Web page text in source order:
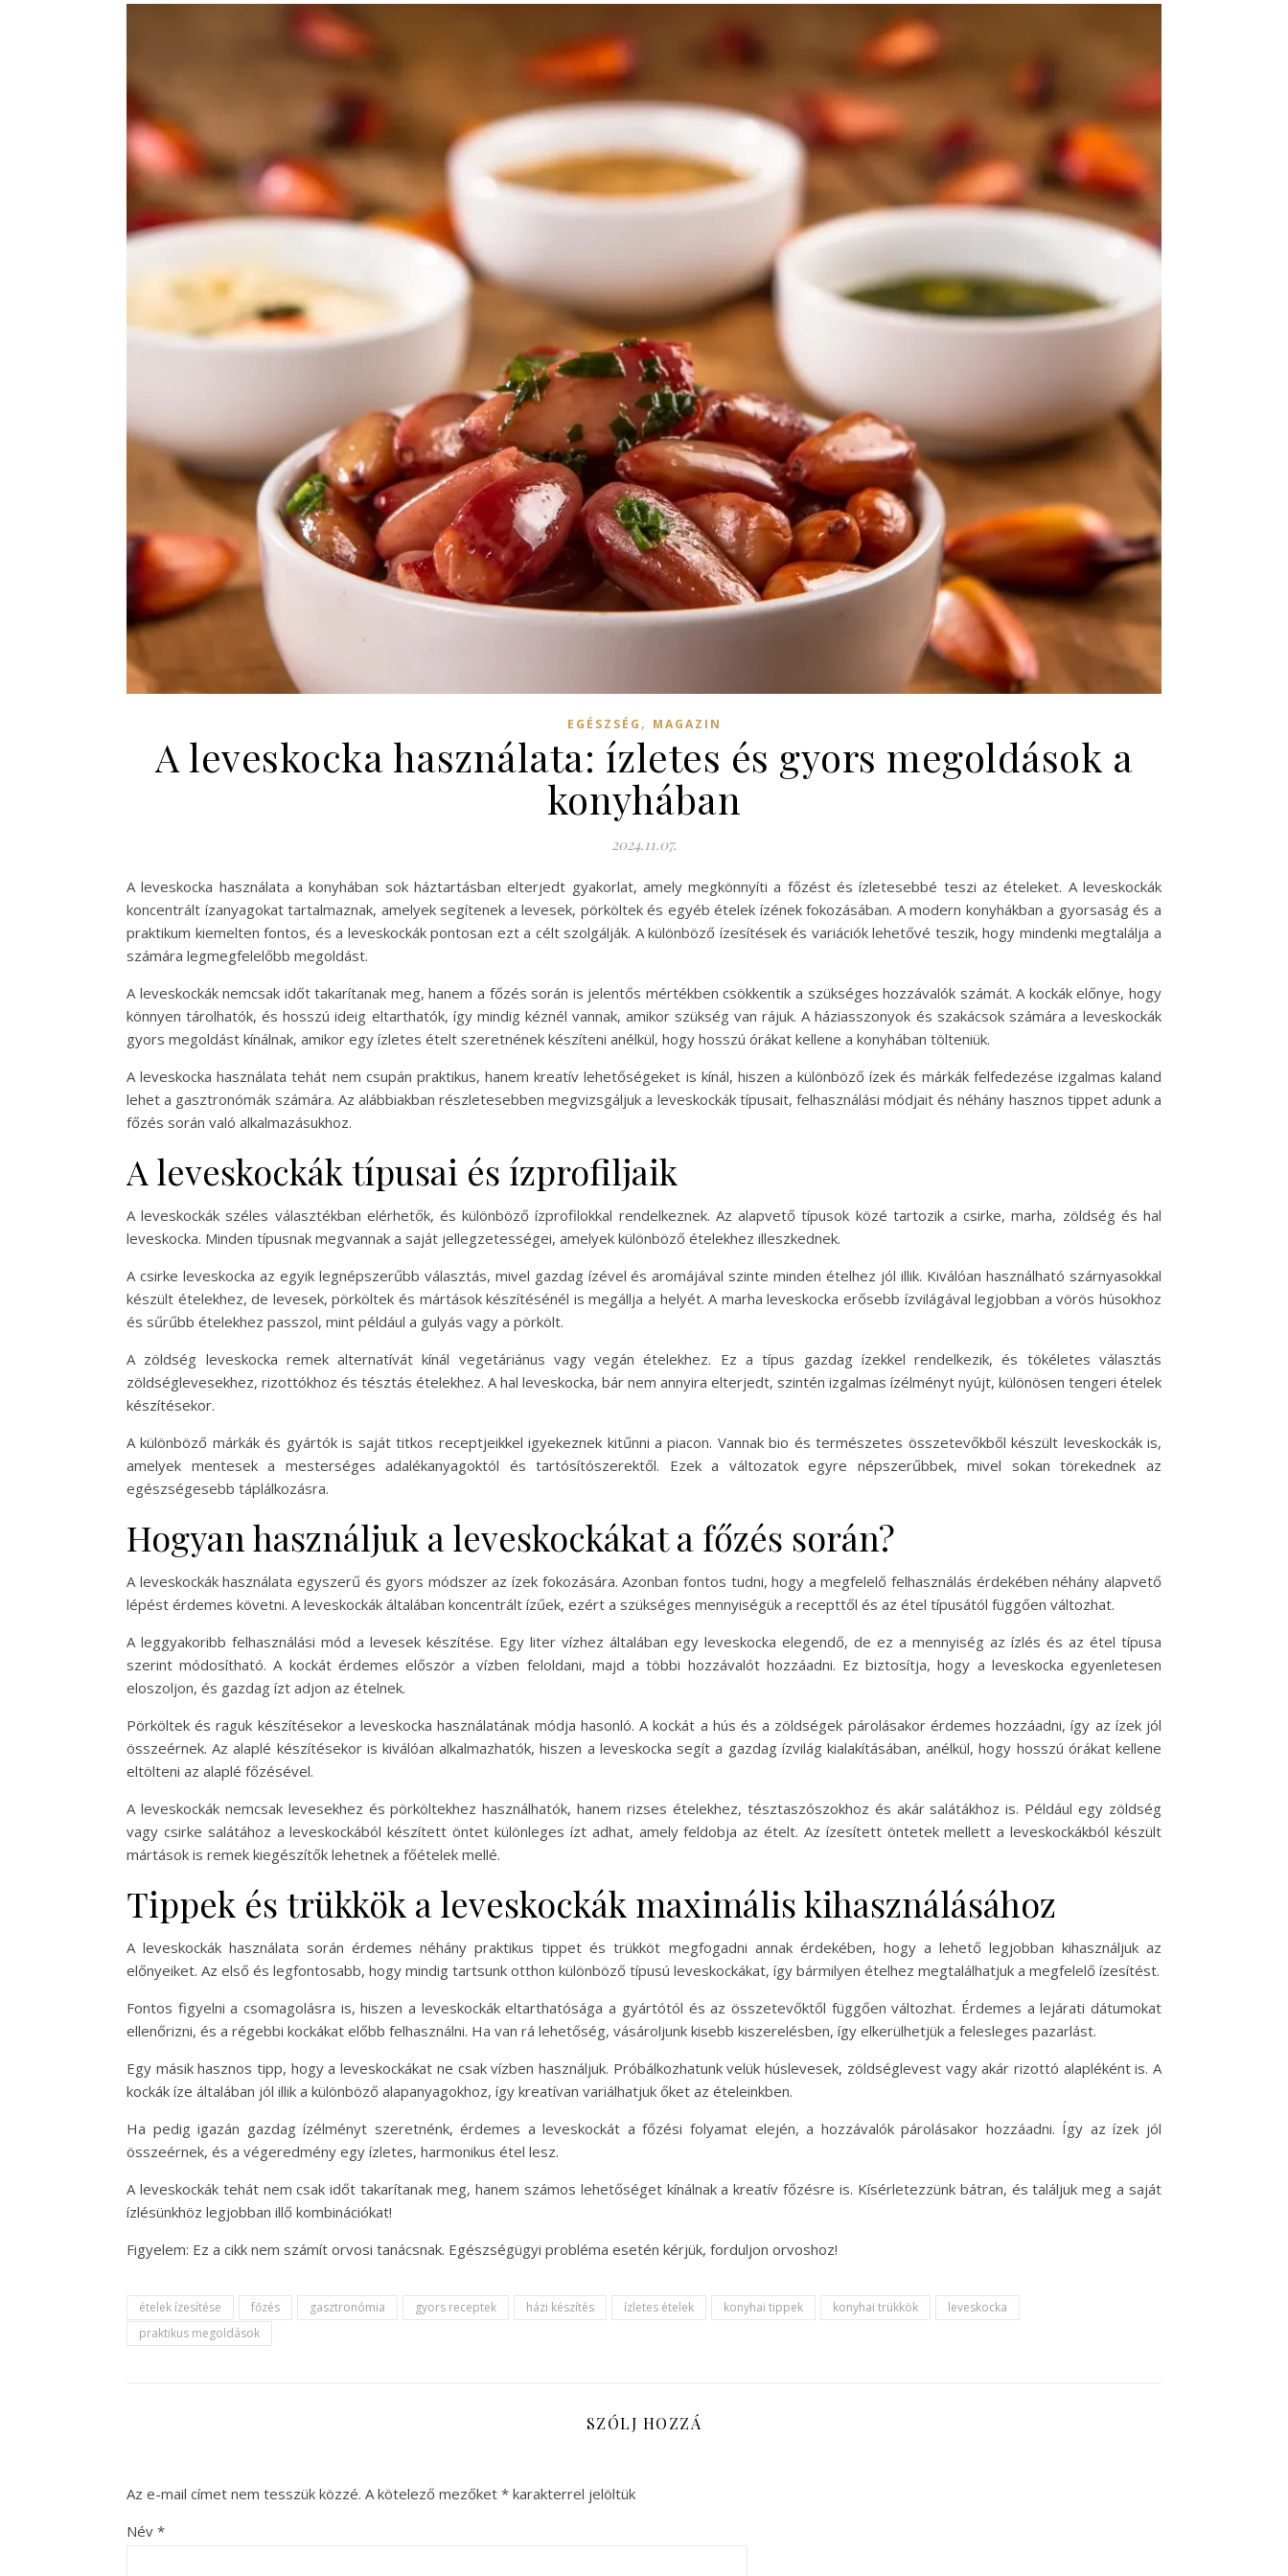
EGÉSZSÉG , MAGAZIN
A leveskocka használata: ízletes és gyors megoldások a
konyhában
2024.11.07.
A leveskocka használata a konyhában sok háztartásban elterjedt gyakorlat, amely megkönnyíti a főzést és ízletesebbé teszi az ételeket. A leveskockák
koncentrált ízanyagokat tartalmaznak, amelyek segítenek a levesek, pörköltek és egyéb ételek ízének fokozásában. A modern konyhákban a gyorsaság és a
praktikum kiemelten fontos, és a leveskockák pontosan ezt a célt szolgálják. A különböző ízesítések és variációk lehetővé teszik, hogy mindenki megtalálja a
számára legmegfelelőbb megoldást.
A leveskockák nemcsak időt takarítanak meg, hanem a főzés során is jelentős mértékben csökkentik a szükséges hozzávalók számát. A kockák előnye, hogy
könnyen tárolhatók, és hosszú ideig eltarthatók, így mindig kéznél vannak, amikor szükség van rájuk. A háziasszonyok és szakácsok számára a leveskockák
gyors megoldást kínálnak, amikor egy ízletes ételt szeretnének készíteni anélkül, hogy hosszú órákat kellene a konyhában tölteniük.
A leveskocka használata tehát nem csupán praktikus, hanem kreatív lehetőségeket is kínál, hiszen a különböző ízek és márkák felfedezése izgalmas kaland
lehet a gasztronómák számára. Az alábbiakban részletesebben megvizsgáljuk a leveskockák típusait, felhasználási módjait és néhány hasznos tippet adunk a
főzés során való alkalmazásukhoz.
A leveskockák típusai és ízprofiljaik
A leveskockák széles választékban elérhetők, és különböző ízprofilokkal rendelkeznek. Az alapvető típusok közé tartozik a csirke, marha, zöldség és hal
leveskocka. Minden típusnak megvannak a saját jellegzetességei, amelyek különböző ételekhez illeszkednek.
A csirke leveskocka az egyik legnépszerűbb választás, mivel gazdag ízével és aromájával szinte minden ételhez jól illik. Kiválóan használható szárnyasokkal
készült ételekhez, de levesek, pörköltek és mártások készítésénél is megállja a helyét. A marha leveskocka erősebb ízvilágával legjobban a vörös húsokhoz
és sűrűbb ételekhez passzol, mint például a gulyás vagy a pörkölt.
A zöldség leveskocka remek alternatívát kínál vegetáriánus vagy vegán ételekhez. Ez a típus gazdag ízekkel rendelkezik, és tökéletes választás
zöldséglevesekhez, rizottókhoz és tésztás ételekhez. A hal leveskocka, bár nem annyira elterjedt, szintén izgalmas ízélményt nyújt, különösen tengeri ételek
készítésekor.
A különböző márkák és gyártók is saját titkos receptjeikkel igyekeznek kitűnni a piacon. Vannak bio és természetes összetevőkből készült leveskockák is,
amelyek mentesek a mesterséges adalékanyagoktól és tartósítószerektől. Ezek a változatok egyre népszerűbbek, mivel sokan törekednek az
egészségesebb táplálkozásra.
Hogyan használjuk a leveskockákat a főzés során?
A leveskockák használata egyszerű és gyors módszer az ízek fokozására. Azonban fontos tudni, hogy a megfelelő felhasználás érdekében néhány alapvető
lépést érdemes követni. A leveskockák általában koncentrált ízűek, ezért a szükséges mennyiségük a recepttől és az étel típusától függően változhat.
A leggyakoribb felhasználási mód a levesek készítése. Egy liter vízhez általában egy leveskocka elegendő, de ez a mennyiség az ízlés és az étel típusa
szerint módosítható. A kockát érdemes először a vízben feloldani, majd a többi hozzávalót hozzáadni. Ez biztosítja, hogy a leveskocka egyenletesen
eloszoljon, és gazdag ízt adjon az ételnek.
Pörköltek és raguk készítésekor a leveskocka használatának módja hasonló. A kockát a hús és a zöldségek párolásakor érdemes hozzáadni, így az ízek jól
összeérnek. Az alaplé készítésekor is kiválóan alkalmazhatók, hiszen a leveskocka segít a gazdag ízvilág kialakításában, anélkül, hogy hosszú órákat kellene
eltölteni az alaplé főzésével.
A leveskockák nemcsak levesekhez és pörköltekhez használhatók, hanem rizses ételekhez, tésztaszószokhoz és akár salátákhoz is. Például egy zöldség
vagy csirke salátához a leveskockából készített öntet különleges ízt adhat, amely feldobja az ételt. Az ízesített öntetek mellett a leveskockákból készült
mártások is remek kiegészítők lehetnek a főételek mellé.
Tippek és trükkök a leveskockák maximális kihasználásához
A leveskockák használata során érdemes néhány praktikus tippet és trükköt megfogadni annak érdekében, hogy a lehető legjobban kihasználjuk az
előnyeiket. Az első és legfontosabb, hogy mindig tartsunk otthon különböző típusú leveskockákat, így bármilyen ételhez megtalálhatjuk a megfelelő ízesítést.
Fontos figyelni a csomagolásra is, hiszen a leveskockák eltarthatósága a gyártótól és az összetevőktől függően változhat. Érdemes a lejárati dátumokat
ellenőrizni, és a régebbi kockákat előbb felhasználni. Ha van rá lehetőség, vásároljunk kisebb kiszerelésben, így elkerülhetjük a felesleges pazarlást.
Egy másik hasznos tipp, hogy a leveskockákat ne csak vízben használjuk. Próbálkozhatunk velük húslevesek, zöldséglevest vagy akár rizottó alapléként is. A
kockák íze általában jól illik a különböző alapanyagokhoz, így kreatívan variálhatjuk őket az ételeinkben.
Ha pedig igazán gazdag ízélményt szeretnénk, érdemes a leveskockát a főzési folyamat elején, a hozzávalók párolásakor hozzáadni. Így az ízek jól
összeérnek, és a végeredmény egy ízletes, harmonikus étel lesz.
A leveskockák tehát nem csak időt takarítanak meg, hanem számos lehetőséget kínálnak a kreatív főzésre is. Kísérletezzünk bátran, és találjuk meg a saját
ízlésünkhöz legjobban illő kombinációkat!
Figyelem: Ez a cikk nem számít orvosi tanácsnak. Egészségügyi probléma esetén kérjük, forduljon orvoshoz!
ételek ízesítése főzés gasztronómia gyors receptek házi készítés ízletes ételek konyhai tippek konyhai trükkök
leveskocka
praktikus megoldások
SZÓLJ HOZZÁ
Az e-mail címet nem tesszük közzé. A kötelező mezőket * karakterrel jelöltük
Név *